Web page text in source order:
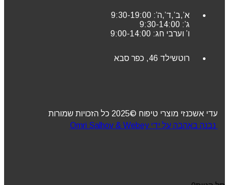
א’,ב’,ד’,ה’: 9:30-19:00
ג’: 9:30-14:00
ו’ וערבי חג: 9:00-14:00
רוטשילד 46, כפר סבא
עדי אשכנזי מוצרי טיפוח ©2025 כל הזכויות שמורות
נבנה באהבה על ידי Omri Salhov & Webey